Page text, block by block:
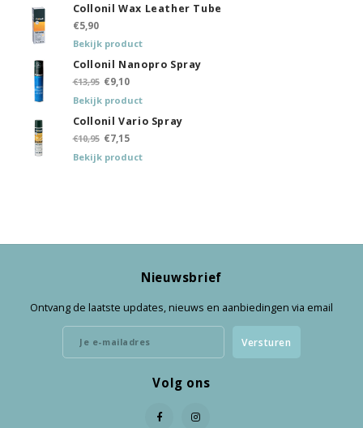
Collonil Wax Leather Tube
€5,90
Bekijk product
Collonil Nanopro Spray
€13,95 €9,10
Bekijk product
Collonil Vario Spray
€10,95 €7,15
Bekijk product
Nieuwsbrief
Ontvang de laatste updates, nieuws en aanbiedingen via email
Versturen
Volg ons